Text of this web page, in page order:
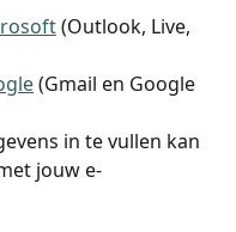
(Outlook, Live,
(Gmail en Google
in te vullen kan
jouw e-